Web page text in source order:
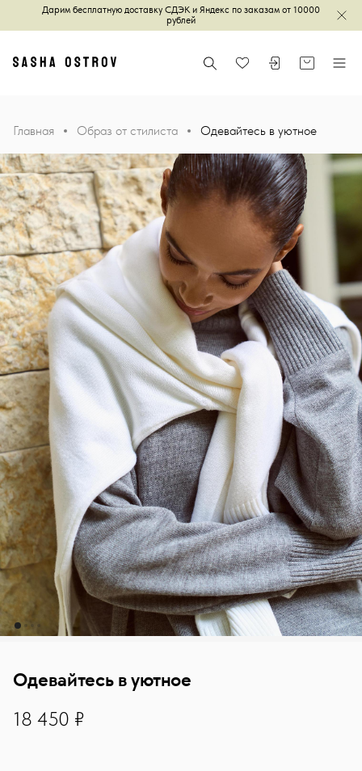
Дарим бесплатную доставку СДЭК и Яндекс по заказам от 10000
рублей
Главная Поиск ИзбранноеВойти илиКорзинаМеню
Главная Образ от стилиста Одевайтесь в уютное
Одевайтесь в уютное
18450
18 450 ₽